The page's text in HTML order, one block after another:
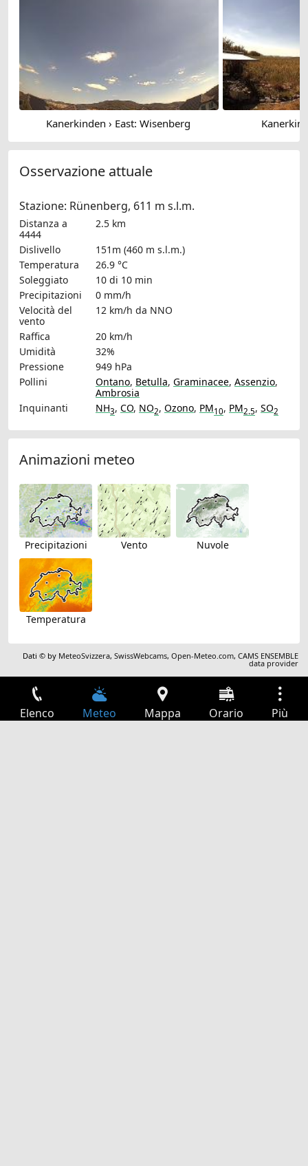
Kanerkinden › East: Wisenberg
Osservazione attuale
Stazione: Rünenberg, 611 m s.l.m.
Distanza a
4444
2.5 km
Dislivello
151m (460 m s.l.m.)
Temperatura
26.9 °C
Soleggiato
10 di 10 min
Precipitazioni
0 mm/h
Velocità del
vento
12 km/h da NNO
Raffica
20 km/h
Umidità
32%
Pressione
949 hPa
Pollini
Ontano, Betulla, Graminacee, Assenzio,
Ambrosia
Inquinanti
NH3, CO, NO2, Ozono, PM10, PM2.5, SO2
Animazioni meteo
Precipitazioni Vento Nuvole
Temperatura
Dati © by MeteoSvizzera,SwissWebcams,Open-Meteo.com,CAMS ENSEMBLE
data provider
Elenco Meteo Mappa Orario Più